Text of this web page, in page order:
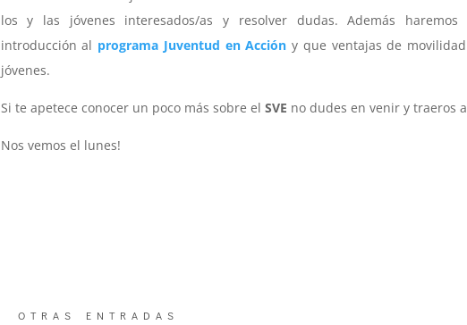
los y las jóvenes interesados/as y resolver dudas. Además haremos
introducción al programa Juventud en Acción y que ventajas de
jóvenes.
Si te apetece conocer un poco más sobre el SVE no dudes en venir y traeros
Nos vemos el lunes!
OTRAS ENTRADAS